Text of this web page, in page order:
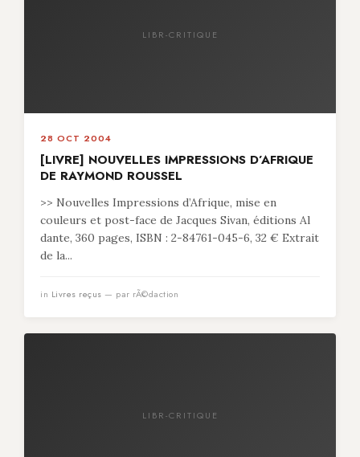
LIBR-CRITIQUE
28 OCT 2004
[LIVRE] NOUVELLES IMPRESSIONS D’AFRIQUE
DE RAYMOND ROUSSEL
>> Nouvelles Impressions d’Afrique, mise en
couleurs et post-face de Jacques Sivan, éditions Al
dante, 360 pages, ISBN : 2-84761-045-6, 32 € Extrait
de la...
in Livres reçus — par rÃ©daction
LIBR-CRITIQUE